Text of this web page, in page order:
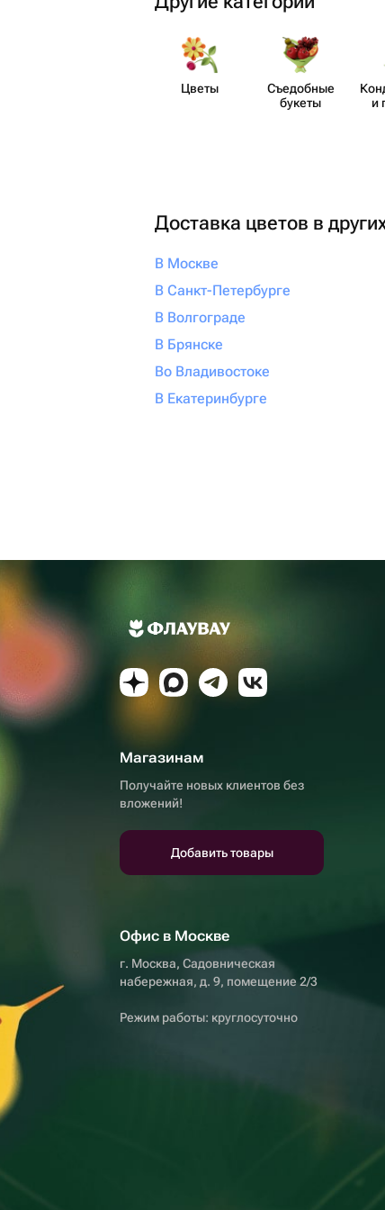
Цветы
Съедобные
букеты
и
Доставка цветов в
В Москве
В Санкт-Петербурге
В Волгограде
В Брянске
Во Владивостоке
В Екатеринбурге
Магазинам
Получайте новых клиентов без
вложений!
Добавить товары
Офис в Москве
г. Москва, Садовническая
набережная, д. 9, помещение 2/3
Режим работы: круглосуточно